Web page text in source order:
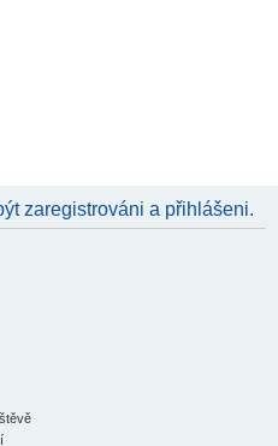
zaregistrováni a přihlášeni.